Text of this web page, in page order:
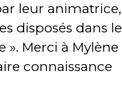
leur animatrice,
disposés dans le
». Merci à Mylène
connaissance